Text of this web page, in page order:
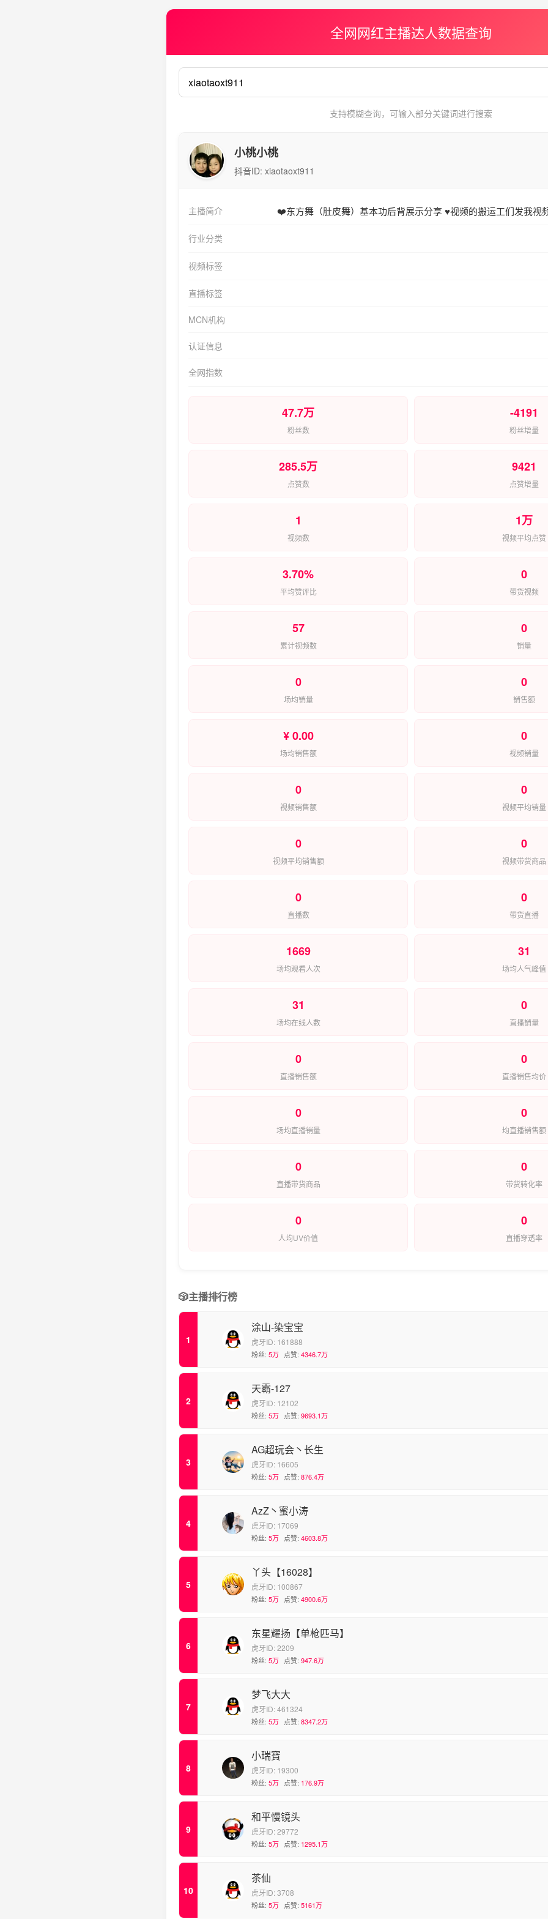
全网网红主播达人数据查询
支持模糊查询，可输入部分关键词进行搜索
小桃小桃
抖音ID: xiaotaoxt911
主播简介 ❤️东方舞（肚皮舞）基本功后背展示分享 ♥️视频的搬运工们发我视
行业分类
视频标签
直播标签
MCN机构
认证信息
全网指数
47.7万
粉丝数
-4191
粉丝增量
285.5万
点赞数
9421
点赞增量
1
视频数
1万
视频平均点赞
3.70%
平均赞评比
0
带货视频
57
累计视频数
0
销量
0
场均销量
0
销售额
¥ 0.00
场均销售额
0
视频销量
0
视频销售额
0
视频平均销量
0
视频平均销售额
0
视频带货商品
0
直播数
0
带货直播
1669
场均观看人次
31
场均人气峰值
31
场均在线人数
0
直播销量
0
直播销售额
0
直播销售均价
0
场均直播销量
0
均直播销售额
0
直播带货商品
0
带货转化率
0
人均UV价值
0
直播穿透率
🎲主播排行榜
涂山-染宝宝
虎牙ID: 161888
粉丝: 5万 点赞: 4346.7万
天霸-127
虎牙ID: 12102
粉丝: 5万 点赞: 9693.1万
AG超玩会丶长生
虎牙ID: 16605
粉丝: 5万 点赞: 876.4万
AzZ丶蜜小涛
虎牙ID: 17069
粉丝: 5万 点赞: 4603.8万
丫头【16028】
虎牙ID: 100867
粉丝: 5万 点赞: 4900.6万
东星耀扬【单枪匹马】
虎牙ID:2209
粉丝: 5万 点赞: 947.6万
梦飞大大
虎牙ID:461324
粉丝: 5万 点赞: 8347.2万
小瑞寶
虎牙ID: 19300
粉丝: 5万 点赞: 176.9万
和平慢镜头
虎牙ID:29772
粉丝: 5万 点赞: 1295.1万
茶仙
虎牙ID:3708
粉丝: 5万 点赞: 5161万